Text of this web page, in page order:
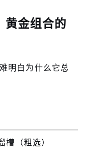
黄金组合的
明白为什么它总
槽（粗选）